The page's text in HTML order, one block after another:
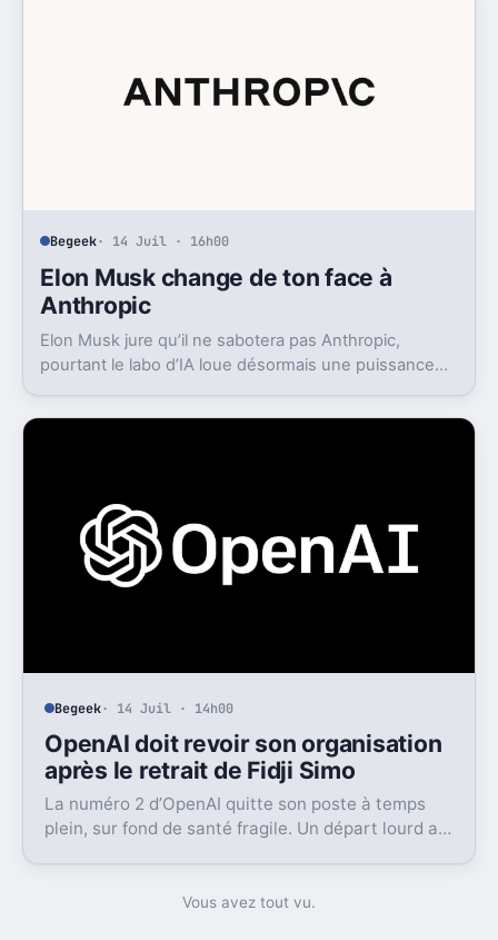
Begeek· 14 Juil · 16h00
Elon Musk change de ton face à
Anthropic
Elon Musk jure qu’il ne sabotera pas Anthropic,
pourtant le labo d’IA loue désormais une puissance
Begeek· 14 Juil · 14h00
OpenAI doit revoir son organisation
après le retrait de Fidji Simo
La numéro 2 d’OpenAI quitte son poste à temps
plein, sur fond de santé fragile. Un départ lourd au